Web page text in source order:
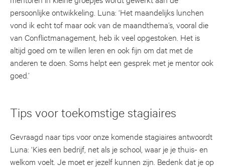
persoonlijke ontwikkeling. Luna: ‘Het maandelijks lunchen
vond ik echt tof maar ook van de maandthema’s, vooral die
van Conflictmanagement, heb ik veel opgestoken. Het is
altijd goed om te willen leren en ook fijn om dat met de
anderen te doen. Soms helpt een gesprek met je mentor ook
goed.’
Tips voor toekomstige stagiaires
Gevraagd naar tips voor onze komende stagiaires antwoordt
Luna: ‘Kies een bedrijf, net als je school, waar je je thuis- en
welkom voelt. Je moet er jezelf kunnen zijn. Bedenk dat je op